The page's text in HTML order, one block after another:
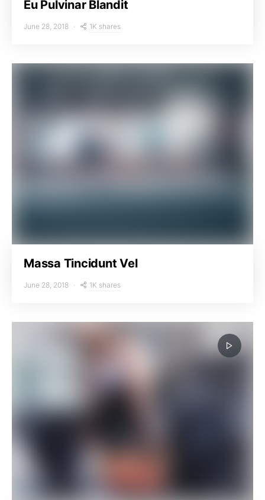
Eu Pulvinar Blandit
June 28, 2018 1K shares
Massa Tincidunt Vel
June 28, 2018 1K shares